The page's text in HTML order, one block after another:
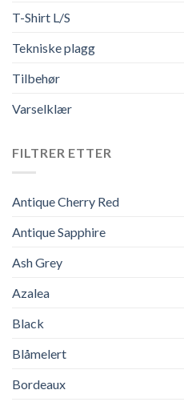
T-Shirt L/S
Tekniske plagg
Tilbehør
Varselklær
FILTRER ETTER
Antique Cherry Red
Antique Sapphire
Ash Grey
Azalea
Black
Blåmelert
Bordeaux